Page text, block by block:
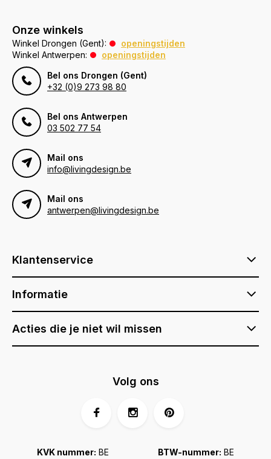
Onze winkels
Winkel Drongen (Gent):
openingstijden
Winkel Antwerpen:
openingstijden
Bel ons Drongen (Gent)
+32 (0)9 273 98 80
Bel ons Antwerpen
03 502 77 54
Mail ons
info@livingdesign.be
Mail ons
antwerpen@livingdesign.be
Klantenservice
Informatie
Acties die je niet wil missen
KVK nummer: BE
BTW-nummer: BE
Volg ons